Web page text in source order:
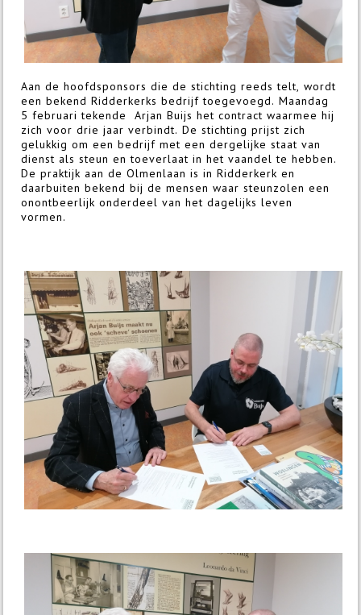
Aan de hoofdsponsors die de stichting reeds telt, wordt
een bekend Ridderkerks bedrijf toegevoegd. Maandag
5 februari tekende Arjan Buijs het contract waarmee hij
zich voor drie jaar verbindt. De stichting prijst zich
gelukkig om een bedrijf met een dergelijke staat van
dienst als steun en toeverlaat in het vaandel te hebben.
De praktijk aan de Olmenlaan is in Ridderkerk en
daarbuiten bekend bij de mensen waar steunzolen een
onontbeerlijk onderdeel van het dagelijks leven
vormen.